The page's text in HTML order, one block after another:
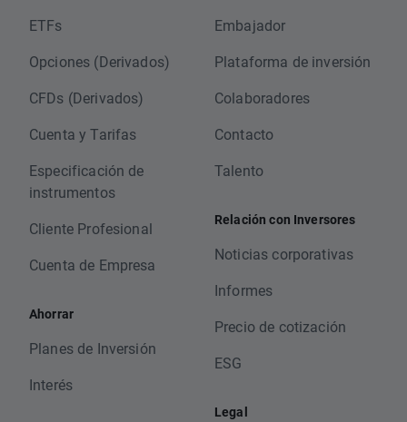
ETFs
Opciones (Derivados)
CFDs (Derivados)
Cuenta y Tarifas
Especificación de
instrumentos
Cliente Profesional
Cuenta de Empresa
Ahorrar
Planes de Inversión
Interés
Embajador
Plataforma de inversión
Colaboradores
Contacto
Talento
Relación con Inversores
Noticias corporativas
Informes
Precio de cotización
ESG
Legal